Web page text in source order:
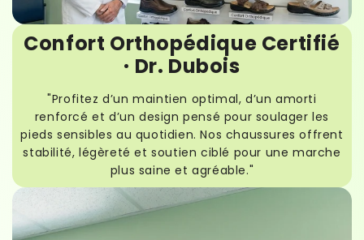
Confort Orthopédique Certifié
· Dr. Dubois
"Profitez d’un maintien optimal, d’un amorti
renforcé et d’un design pensé pour soulager les
pieds sensibles au quotidien. Nos chaussures offrent
stabilité, légèreté et soutien ciblé pour une marche
plus saine et agréable."